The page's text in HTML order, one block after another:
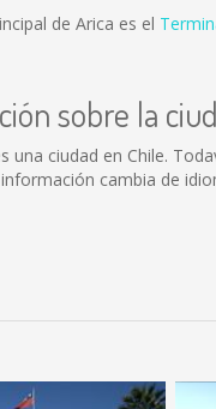
de Arica es el
sobre la
una ciudad en Chile.
cambia de